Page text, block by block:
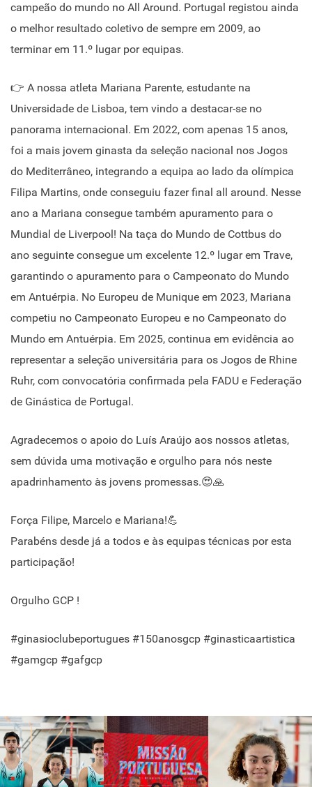
campeão do mundo no All Around. Portugal registou ainda
o melhor resultado coletivo de sempre em 2009, ao
terminar em 11.º lugar por equipas.
👉 A nossa atleta Mariana Parente, estudante na
Universidade de Lisboa, tem vindo a destacar-se no
panorama internacional. Em 2022, com apenas 15 anos,
foi a mais jovem ginasta da seleção nacional nos Jogos
do Mediterrâneo, integrando a equipa ao lado da olímpica
Filipa Martins, onde conseguiu fazer final all around. Nesse
ano a Mariana consegue também apuramento para o
Mundial de Liverpool! Na taça do Mundo de Cottbus do
ano seguinte consegue um excelente 12.º lugar em Trave,
garantindo o apuramento para o Campeonato do Mundo
em Antuérpia. No Europeu de Munique em 2023, Mariana
competiu no Campeonato Europeu e no Campeonato do
Mundo em Antuérpia. Em 2025, continua em evidência ao
representar a seleção universitária para os Jogos de Rhine
Ruhr, com convocatória confirmada pela FADU e Federação
de Ginástica de Portugal.
Agradecemos o apoio do Luís Araújo aos nossos atletas,
sem dúvida uma motivação e orgulho para nós neste
apadrinhamento às jovens promessas.😍🙏
Força Filipe, Marcelo e Mariana!💪
Parabéns desde já a todos e às equipas técnicas por esta
participação!
Orgulho GCP !
#ginasioclubeportugues #150anosgcp #ginasticaartistica
#gamgcp #gafgcp